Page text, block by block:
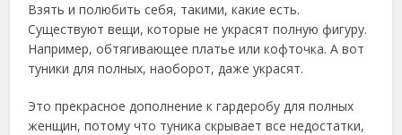
Взять и полюбить себя, такими, какие есть.
Существуют вещи, которые не украсят полную фигуру.
Например, обтягивающее платье или кофточка. А вот
туники для полных, наоборот, даже украсят.
Это прекрасное дополнение к гардеробу для полных
женщин, потому что туника скрывает все недостатки,